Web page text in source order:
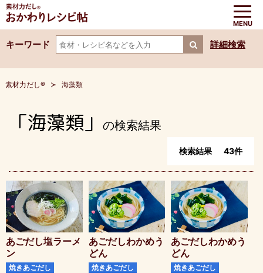
キーワード 詳細検索
素材力だし® 海藻類
「海藻類」 の検索結果
検索結果 43件
あごだし塩ラーメ
ン
焼きあごだし
あごだしわかめう
どん
焼きあごだし
あごだしわかめう
どん
焼きあごだし